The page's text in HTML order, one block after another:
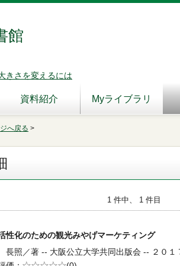
館
きさを変えるには
資料紹介 Myライブラリ
へ戻る >
1 件中、 1 件目
性化のための観光みやげマーケティング
照／著 -- 大阪公立大学共同出版会 -- ２０１